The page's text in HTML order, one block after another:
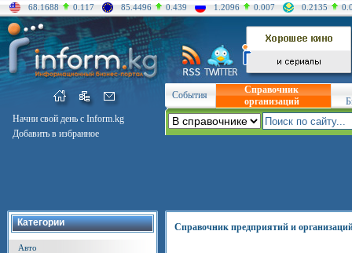
68.1688 0.117 85.4496 0.439 1.2096 0.007 0.2135
Начни свой день с Inform.kg
Добавить в избранное
События
Справочник
организаций
Категории
Авто
Справочник предприятий и